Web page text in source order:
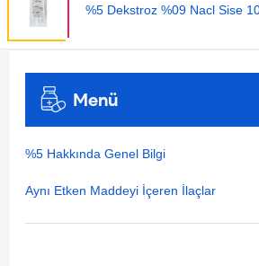
%5 Dekstroz %09 Nacl Sise
Menü
%5 Hakkında Genel Bilgi
Aynı Etken Maddeyi İçeren İlaçlar